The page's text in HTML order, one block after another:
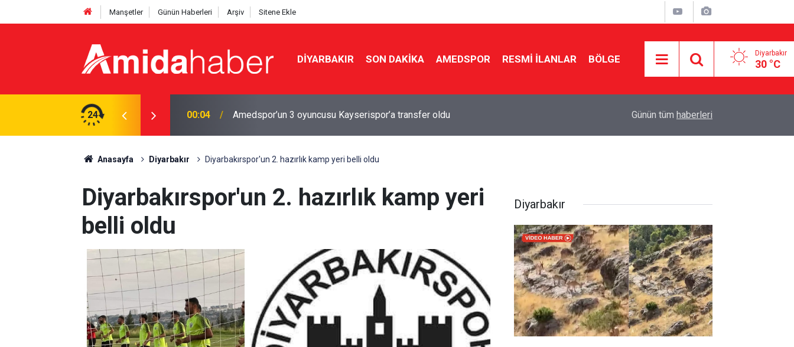
Manşetler Günün Haberleri Arşiv Sitene Ekle
DIYARBAKIR SON DAKIKA AMEDSPOR RESMI İLANLAR BÖLGE Diyarbakır
30 °C
24
transfer oldu 23:48 Daniel Moreno Amedspor’a veda etti: ‘Başım dik ayrılıyorum’ Pezeşkiyan’dan ABD ile mutabakat mesajı:
Günün tüm haberleri
Anasayfa Diyarbakır Diyarbakırspor'un 2. hazırlık kamp yeri belli oldu
Diyarbakırspor'un 2. hazırlık kamp yeri
belli oldu
Diyarbakır